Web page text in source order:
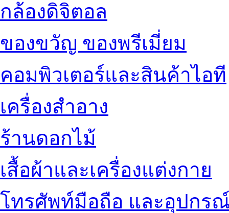
กล้องดิจิตอล
ของขวัญ ของพรีเมี่ยม
คอมพิวเตอร์และสินค้าไอที
เครื่องสำอาง
ร้านดอกไม้
เสื้อผ้าและเครื่องแต่งกาย
โทรศัพท์มือถือ และอุปกร